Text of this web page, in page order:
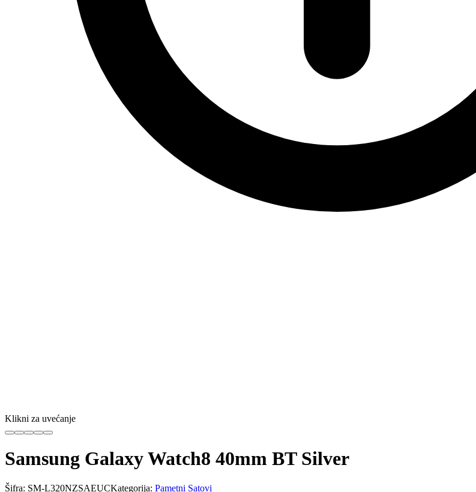
Klikni za uvećanje
Samsung Galaxy Watch8 40mm BT Silver
Šifra: SM-L320NZSAEUCKategorija: Pametni Satovi